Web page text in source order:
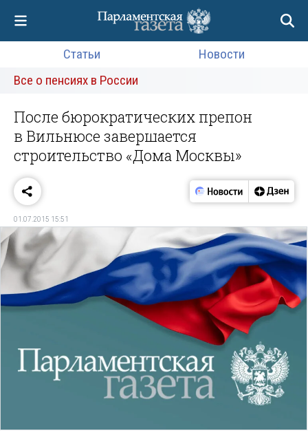
Статьи
Новости
Все о пенсиях в России
После бюрократических препон
в Вильнюсе завершается
строительство «Дома Москвы»
01.07.2015 15:51